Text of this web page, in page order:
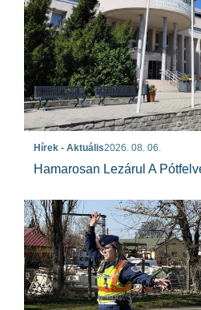
Hírek - Aktuális2026. 08. 06.
Hamarosan Lezárul A